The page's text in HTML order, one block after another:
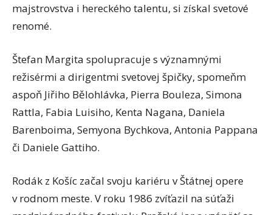
majstrovstva i hereckého talentu, si získal svetové
renomé.
Štefan Margita spolupracuje s významnými
režisérmi a dirigentmi svetovej špičky, spomeňm
aspoň Jiřiho Bělohlávka, Pierra Bouleza, Simona
Rattla, Fabia Luisiho, Kenta Nagana, Daniela
Barenboima, Semyona Bychkova, Antonia Pappana
či Daniele Gattiho.
Rodák z Košíc začal svoju kariéru v Štátnej opere
v rodnom meste. V roku 1986 zvíťazil na súťaži